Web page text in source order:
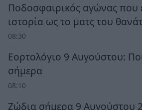
Ποδοσφαιρικός αγώνας που
ιστορία ως το ματς του
08:30
Εορτολόγιο 9 Αυγούστου:
σήμερα
08:10
Ζώδια σήμερα 9 Αυγούστου